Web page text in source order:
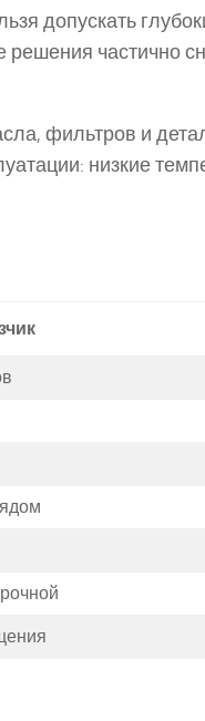
допускать
частично
фильтров и
низкие